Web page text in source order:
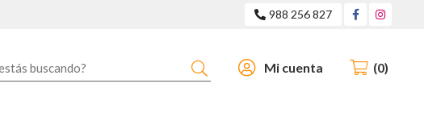
988 256 827
Buscar Mi cuenta 0